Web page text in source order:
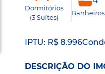
Dormitórios
(3 Suítes)
Banheiros
IPTU: R$ 8.996
DESCRIÇÃO DO